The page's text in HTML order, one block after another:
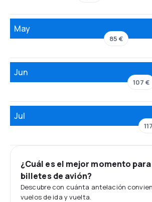
May
85 €
Jun
107 €
Jul
¿Cuál es el mejor momento
billetes de avión?
Descubre con cuánta antelación
vuelos de ida y vuelta.